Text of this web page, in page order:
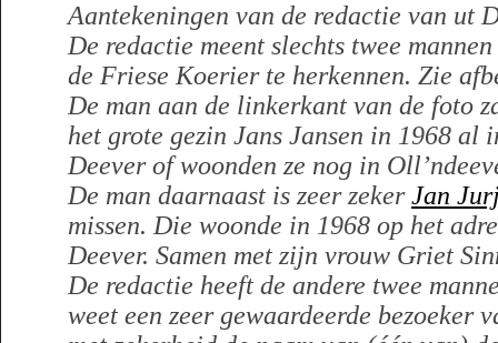
Aantekeningen van de redactie van ut
De redactie meent slechts twee
de Friese Koerier te herkennen. Zie
De man aan de linkerkant van de foto
het grote gezin Jans Jansen in 1968 al
Deever of woonden ze nog in
De man daarnaast is zeer zekerJan
missen. Die woonde in 1968 op het
Deever. Samen met zijn vrouw Griet
De redactie heeft de andere twee
weet een zeer gewaardeerde bezoeker